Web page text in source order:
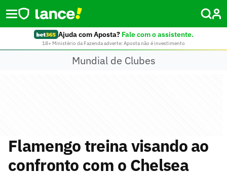
Ajuda com Aposta? Fale com o assistente.
18+ Ministério da Fazenda adverte: Aposta não é investimento
Mundial de Clubes
Flamengo treina visando ao
confronto com o Chelsea